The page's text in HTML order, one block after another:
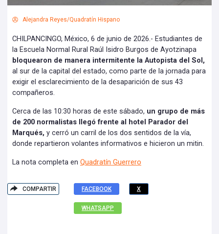
Alejandra Reyes/Quadratín Hispano
CHILPANCINGO, México, 6 de junio de 2026.- Estudiantes de
la Escuela Normal Rural Raúl Isidro Burgos de Ayotzinapa
bloquearon de manera intermitente la Autopista del Sol,
al sur de la capital del estado, como parte de la jornada para
exigir el esclarecimiento de la desaparición de sus 43
compañeros.
Cerca de las 10:30 horas de este sábado, un grupo de más
de 200 normalistas llegó frente al hotel Parador del
Marqués, y cerró un carril de los dos sentidos de la vía,
donde repartieron volantes informativos e hicieron un mitin.
La nota completa en Quadratín Guerrero
COMPARTIR FACEBOOK X
WHATSAPP